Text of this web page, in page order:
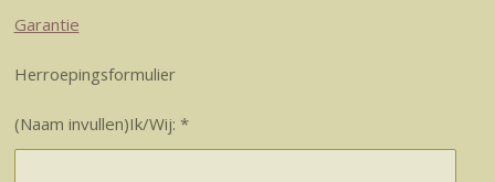
Garantie
Herroepingsformulier
(Naam invullen)Ik/Wij: *